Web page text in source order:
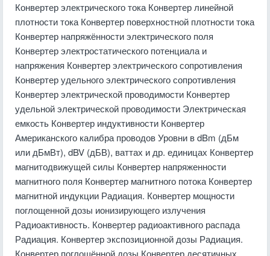
Конвертер электрического тока Конвертер линейной
плотности тока Конвертер поверхностной плотности тока
Конвертер напряжённости электрического поля
Конвертер электростатического потенциала и
напряжения Конвертер электрического сопротивления
Конвертер удельного электрического сопротивления
Конвертер электрической проводимости Конвертер
удельной электрической проводимости Электрическая
емкость Конвертер индуктивности Конвертер
Американского калибра проводов Уровни в dBm (дБм
или дБмВт), dBV (дБВ), ваттах и др. единицах Конвертер
магнитодвижущей силы Конвертер напряженности
магнитного поля Конвертер магнитного потока Конвертер
магнитной индукции Радиация. Конвертер мощности
поглощенной дозы ионизирующего излучения
Радиоактивность. Конвертер радиоактивного распада
Радиация. Конвертер экспозиционной дозы Радиация.
Конвертер поглощённой дозы Конвертер десятичных